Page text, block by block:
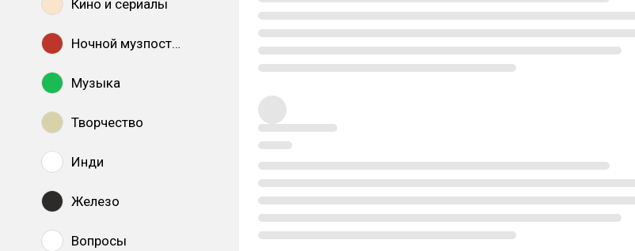
Кино и сериалы
Ночной музпостинг
Музыка
Творчество
Инди
Железо
Вопросы